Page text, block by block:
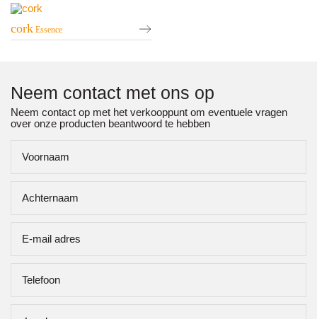
cork Essence
Neem contact met ons op
Neem contact op met het verkooppunt om eventuele vragen
over onze producten beantwoord te hebben